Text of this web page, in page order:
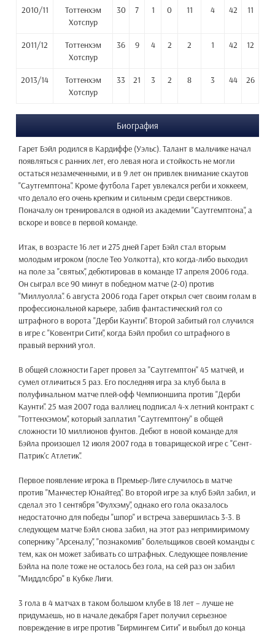
2010/11
Тоттенхэм
Хотспур
30 7 1 0 11 4 42 11
2011/12
Тоттенхэм
Хотспур
36 9 4 2 2 1 42 12
2013/14
Тоттенхэм
Хотспур
33 21 3 2 8 3 44 26
Биография
Гарет Бэйл родился в Кардиффе (Уэльс). Талант в мальчике начал
появляться с ранних лет, его левая нога и стойкость не могли
остаться незамеченными, и в 9 лет он привлек внимание скаутов
"Саутгемптона". Кроме футбола Гарет увлекался регби и хоккеем,
что делало его очень крепким и сильным среди сверстников.
Поначалу он тренировался в одной из академии "Саутгемптона", а
вскоре и вовсе в первой команде.
Итак, в возрасте 16 лет и 275 дней Гарет Бэйл стал вторым
молодым игроком (после Тео Уолкотта), кто когда-либо выходил
на поле за "святых", дебютировав в команде 17 апреля 2006 года.
Он сыграл все 90 минут в победном матче (2-0) против
"Миллуолла". 6 августа 2006 года Гарет открыл счет своим голам в
профессиональной карьере, забив фантастический гол со
штрафного в ворота "Дерби Каунти". Второй забитый гол случился
в игре с "Ковентри Сити", когда Бэйл пробил со штрафного в
правый верхний угол.
В общей сложности Гарет провел за "Саутгемптон" 45 матчей, и
сумел отличиться 5 раз. Его последняя игра за клуб была в
полуфинальном матче плей-офф Чемпионшипа против "Дерби
Каунти". 25 мая 2007 года валлиец подписал 4-х летний контракт с
"Тоттенхэмом", который заплатил "Саутгемптону" в общей
сложности 10 миллионов фунтов. Дебют в новой команде для
Бэйла произошел 12 июля 2007 года в товарищеской игре с "Сент-
Патрик'с Атлетик".
Первое появление игрока в Премьер-Лиге случилось в матче
против "Манчестер Юнайтед". Во второй игре за клуб Бэйл забил, и
сделал это 1 сентября "Фулхэму", однако его гола оказалось
недостаточно для победы "шпор" и встреча завершилась 3-3. В
следующем матче Бэйл снова забил, на этот раз непримиримому
сопернику "Арсеналу", "познакомив" болельщиков своей команды с
тем, как он может забивать со штрафных. Следующее появление
Бэйла на поле тоже не осталось без гола, на сей раз он забил
"Миддлсбро" в Кубке Лиги.
3 гола в 4 матчах в таком большом клубе в 18 лет – лучше не
придумаешь, но в начале декабря Гарет получил серьезное
повреждение в игре против "Бирмингем Сити" и выбыл до конца